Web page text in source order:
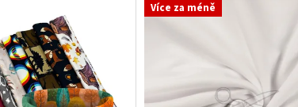
Více za méně